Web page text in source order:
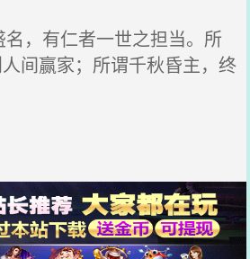
，有仁者一世之担当。所
间赢家；所谓千秋昏主，终